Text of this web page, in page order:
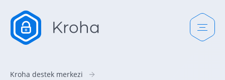
Kroha destek merkezi